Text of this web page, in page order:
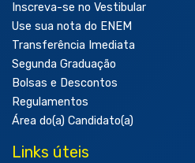
Inscreva-se no Vestibular
Use sua nota do ENEM
Transferência Imediata
Segunda Graduação
Bolsas e Descontos
Regulamentos
Área do(a) Candidato(a)
Links úteis